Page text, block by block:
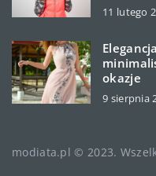
11 lutego
okazje
9 sierpnia
modiata.pl © 2023.